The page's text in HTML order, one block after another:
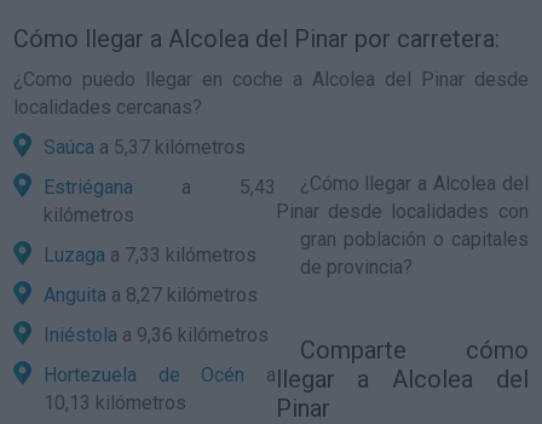
Cómo llegar a Alcolea del Pinar por carretera:
¿Como puedo llegar en coche a Alcolea del Pinar desde
localidades cercanas?
Saúca a 5,37 kilómetros
Estriégana a 5,43
kilómetros
Luzaga a 7,33 kilómetros
Anguita a 8,27 kilómetros
Iniéstola a 9,36 kilómetros
Hortezuela de Océn a
10,13 kilómetros
¿ Cómo llegar a Alcolea del
Pinardesde localidades con
gran población o capitales
de provincia?
Comparte cómo
llegar a Alcolea del
Pinar